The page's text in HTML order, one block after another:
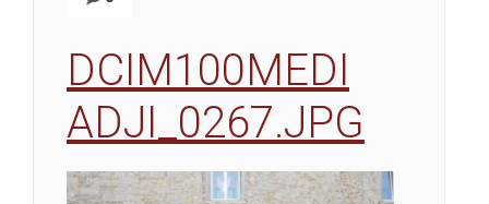
DCIM100MEDI
ADJI_0267.JPG